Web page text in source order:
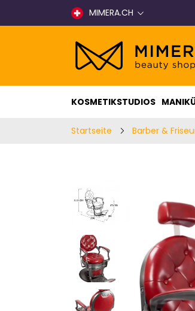
MIMERA.CH
KOSMETIKSTUDIOS
Startseite Barber &